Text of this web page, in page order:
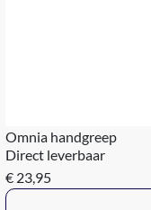
Omnia handgreep
Direct leverbaar
€ 23,95